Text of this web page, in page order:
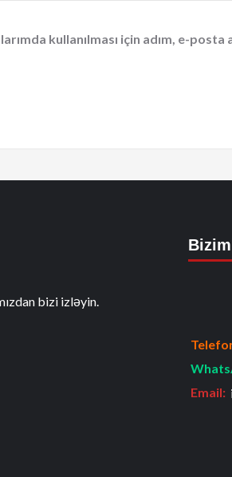
kullanılması için adım, e-
bizi izləyin.
Email: